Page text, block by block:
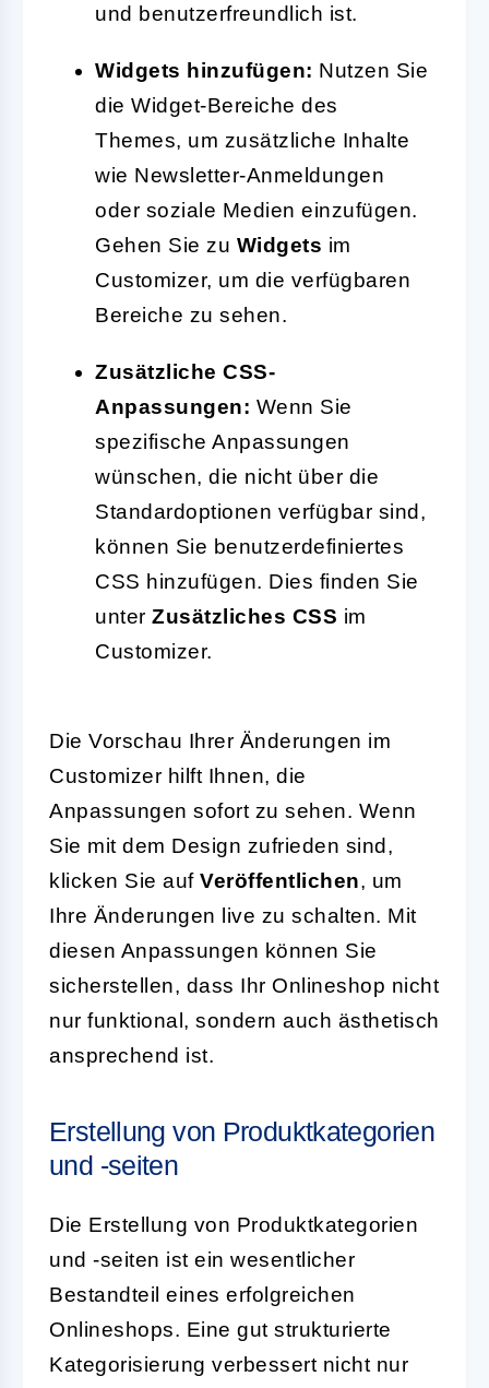
und benutzerfreundlich ist.
Widgets hinzufügen: Nutzen Sie
die Widget-Bereiche des
Themes, um zusätzliche Inhalte
wie Newsletter-Anmeldungen
oder soziale Medien einzufügen.
Gehen Sie zu Widgets im
Customizer, um die verfügbaren
Bereiche zu sehen.
Zusätzliche CSS-
Anpassungen: Wenn Sie
spezifische Anpassungen
wünschen, die nicht über die
Standardoptionen verfügbar sind,
können Sie benutzerdefiniertes
CSS hinzufügen. Dies finden Sie
unter Zusätzliches CSS im
Customizer.
Die Vorschau Ihrer Änderungen im
Customizer hilft Ihnen, die
Anpassungen sofort zu sehen. Wenn
Sie mit dem Design zufrieden sind,
klicken Sie auf Veröffentlichen, um
Ihre Änderungen live zu schalten. Mit
diesen Anpassungen können Sie
sicherstellen, dass Ihr Onlineshop nicht
nur funktional, sondern auch ästhetisch
ansprechend ist.
Erstellung von Produktkategorien
und -seiten
Die Erstellung von Produktkategorien
und -seiten ist ein wesentlicher
Bestandteil eines erfolgreichen
Onlineshops. Eine gut strukturierte
Kategorisierung verbessert nicht nur